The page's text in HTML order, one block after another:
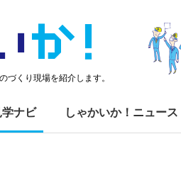
か！
づくり現場を紹介します。
学ナビ しゃかいか！ニュース